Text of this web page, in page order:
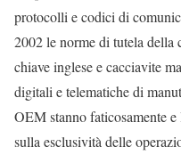
protocolli e codici di
2002 le norme di tutela
chiave inglese e cacciavite
digitali e telematiche di
OEM stanno faticosamente
sulla esclusività delle